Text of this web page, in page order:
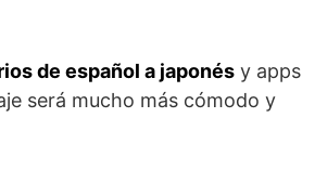
de español a japonés y apps
será mucho más cómodo y